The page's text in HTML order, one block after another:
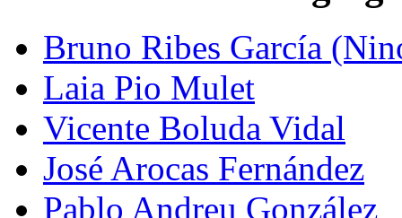
Bruno Ribes García
Laia Pio Mulet
Vicente Boluda Vidal
José Arocas Fernández
Pablo Andreu González